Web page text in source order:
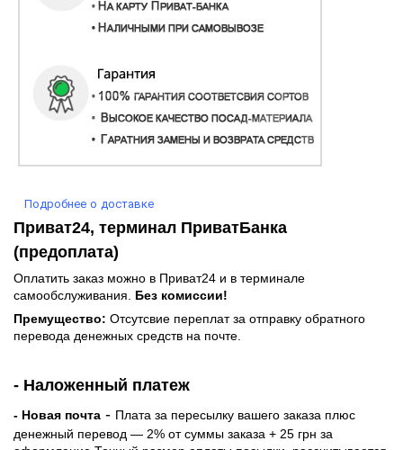
Подробнее о доставке
Приват24, терминал ПриватБанка
(предоплата)
Оплатить заказ можно в Приват24 и в терминале
самообслуживания. Без комиссии!
Премущество: Отсутсвие переплат за отправку обратного
перевода денежных средств на почте.
- Наложенный платеж
- Новая почта - Плата за пересылку вашего заказа плюс
денежный перевод — 2% от суммы заказа + 25 грн за